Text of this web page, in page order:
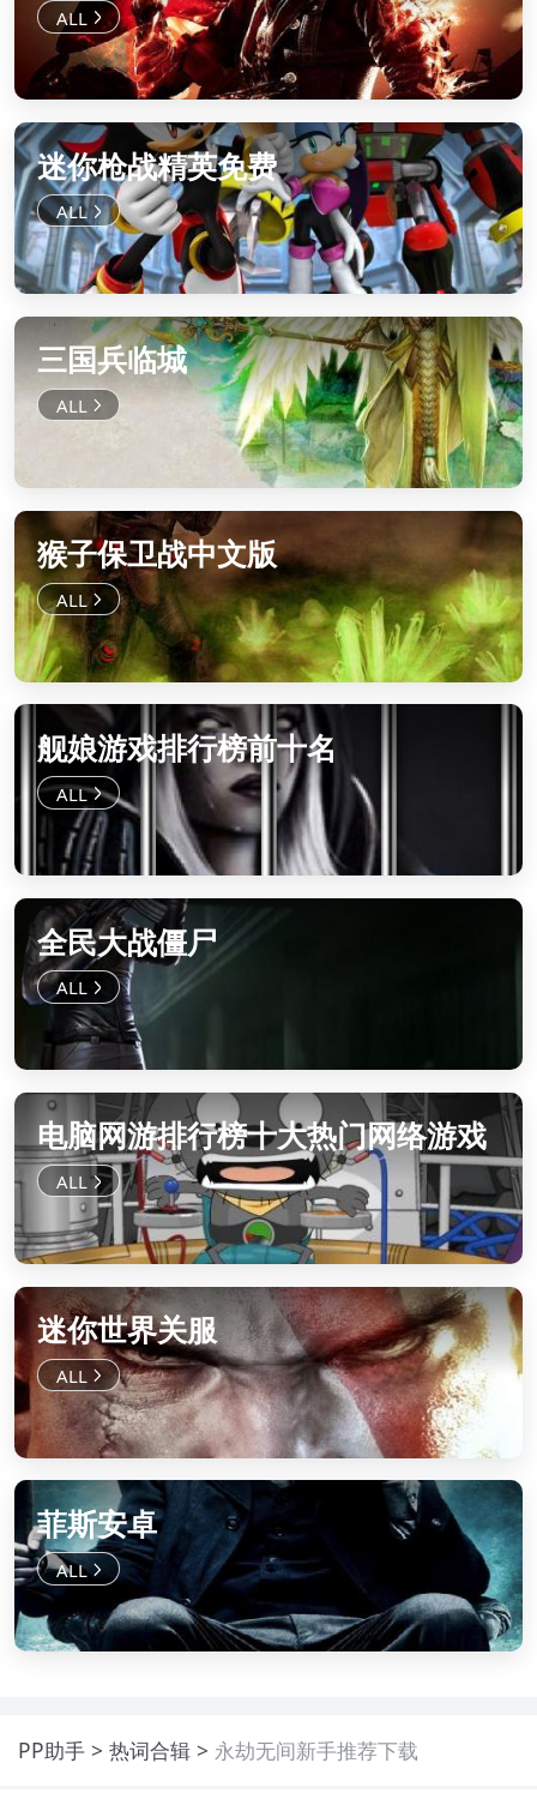
迷你枪战精英免费
三国兵临城
猴子保卫战中文版
舰娘游戏排行榜前十名
全民大战僵尸
电脑网游排行榜十大热门网络游戏
迷你世界关服
菲斯安卓
PP助手 热词合辑 永劫无间新手推荐下载